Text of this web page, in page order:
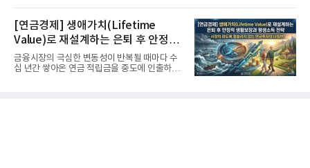
[연금경제] 생애가치(Lifetime
Value)로 재설계하는 은퇴 후 안정적
생활보장과 평생소득 전략
금융시장의 극심한 변동성이 반복될 때마다 수
십 년간 쌓아온 연금 적립금을 중도에 인출하거